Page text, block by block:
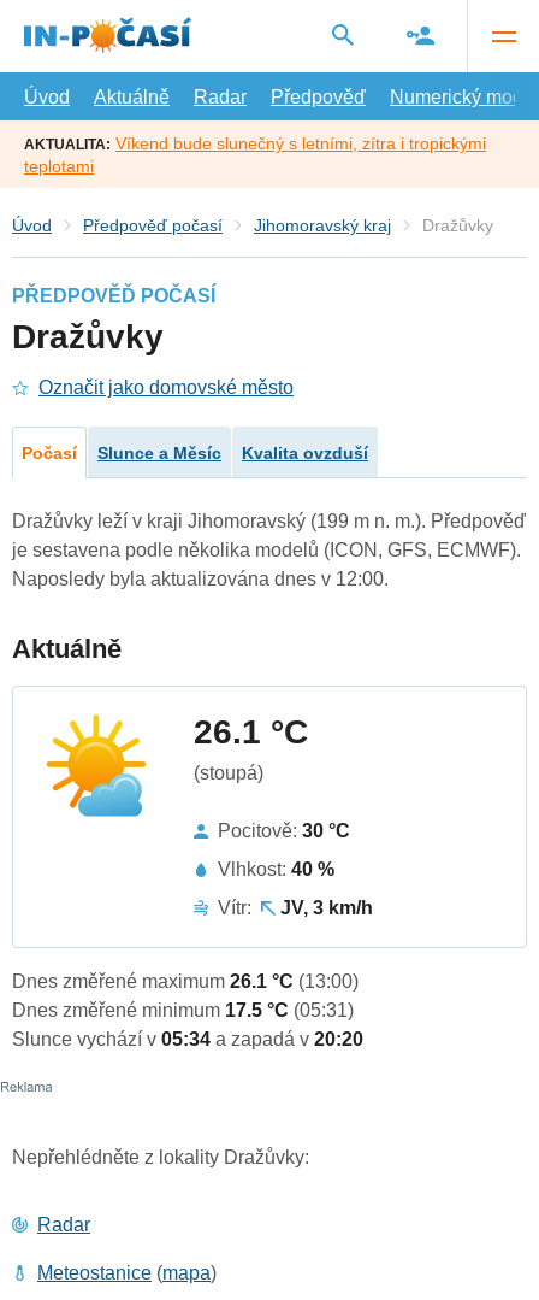
hlavní
Úvod
Aktuálně Radar Předpověď Numerický model
AKTUALITA: Víkend bude slunečný s letními, zítra i tropickými
teplotami
Úvod Předpověď počasí Jihomoravský kraj Dražůvky
PŘEDPOVĚĎ POČASÍ
Dražůvky
Označit jako domovské město
Počasí Slunce a Měsíc Kvalita ovzduší
Dražůvky leží v kraji Jihomoravský (199 m n. m.). Předpověď
je sestavena podle několika modelů (ICON, GFS, ECMWF).
Naposledy byla aktualizována dnes v 12:00.
Aktuálně
26.1 °C
(stoupá)
Pocitově: 30 °C
Vlhkost: 40 %
Vítr:
JV, 3 km/h
Dnes změřené maximum 26.1 °C (13:00)
Dnes změřené minimum 17.5 °C (05:31)
Slunce vychází v 05:34 a zapadá v 20:20
Nepřehlédněte z lokality Dražůvky:
Radar
Meteostanice (mapa)